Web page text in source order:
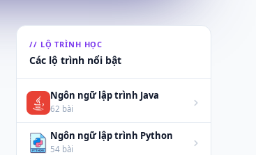
// LỘ TRÌNH HỌC
Các lộ trình nổi bật
Ngôn ngữ lập trình Java
62 bài
Ngôn ngữ lập trình Python
54 bài